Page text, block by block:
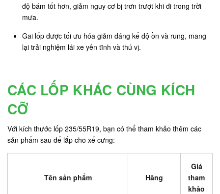
độ bám tốt hơn, giảm nguy cơ bị trơn trượt khi đi trong trời
mưa.
Gai lốp được tối ưu hóa giảm đáng kể độ ồn và rung, mang
lại trải nghiệm lái xe yên tĩnh và thú vị.
CÁC LỐP KHÁC CÙNG KÍCH
CỠ
Với kích thước lốp 235/55R19, bạn có thể tham khảo thêm các
sản phẩm sau để lắp cho xế cưng:
Tên sản phẩm Hãng
Giá
tham
khảo